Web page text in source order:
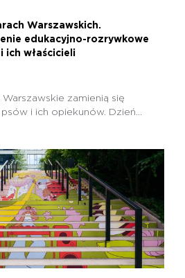
Warszawskich.
edukacyjno-rozrywkowe
ich właścicieli
zamienią się
i ich opiekunów. Dzień...